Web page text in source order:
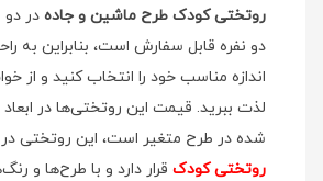
روتختی کودک طرح ماشین و جاده در دو
دو نفره قابل سفارش است، بنابراین به
اندازه مناسب خود را انتخاب کنید و از
لذت ببرید. قیمت این روتختی‌ها در
شده در طرح متغیر است، این روتختی
روتختی کودک قرار دارد و با طرح‌ها و